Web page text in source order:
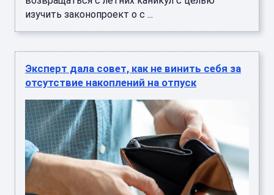
изучить законопроект о с ...
Эксперт дала совет, как не винить себя за
отсутствие накоплений на отпуск